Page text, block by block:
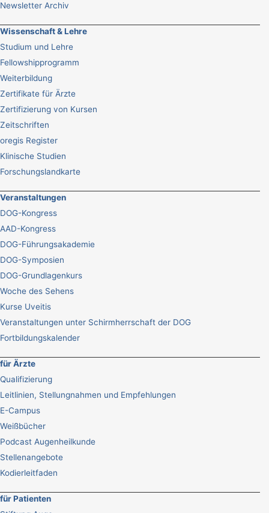
Newsletter Archiv
Wissenschaft & Lehre
Studium und Lehre
Fellowshipprogramm
Weiterbildung
Zertifikate für Ärzte
Zertifizierung von Kursen
Zeitschriften
oregis Register
Klinische Studien
Forschungslandkarte
Veranstaltungen
DOG-Kongress
AAD-Kongress
DOG-Führungsakademie
DOG-Symposien
DOG-Grundlagenkurs
Woche des Sehens
Kurse Uveitis
Veranstaltungen unter Schirmherrschaft der DOG
Fortbildungskalender
für Ärzte
Qualifizierung
Leitlinien, Stellungnahmen und Empfehlungen
E-Campus
Weißbücher
Podcast Augenheilkunde
Stellenangebote
Kodierleitfaden
für Patienten